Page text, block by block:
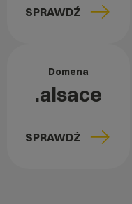
SPRAWDŹ
Domena
.alsace
SPRAWDŹ